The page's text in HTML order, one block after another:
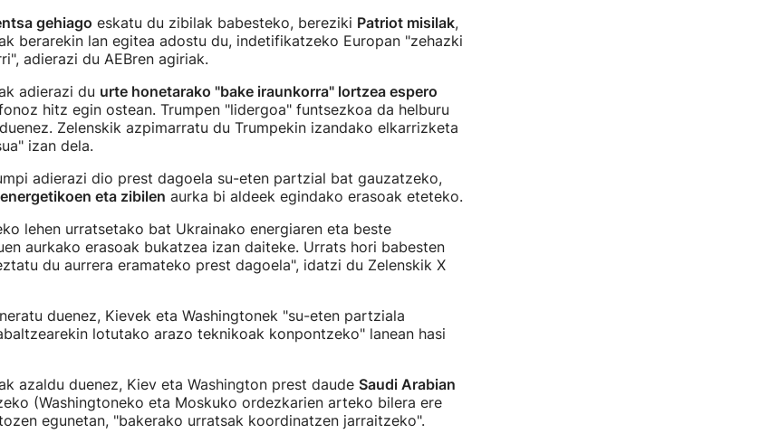
gehiago eskatu du zibilak babesteko, bereziki Patriot misilak,
berarekin lan egitea adostu du, indetifikatzeko Europan "zehazki
adierazi du AEBren agiriak.
adierazi du urte honetarako "bake iraunkorra" lortzea espero
hitz egin ostean. Trumpen "lidergoa" funtsezkoa da helburu
Zelenskik azpimarratu du Trumpekin izandako elkarrizketa
izan dela.
adierazi dio prest dagoela su-eten partzial bat gauzatzeko,
eta zibilen aurka bi aldeek egindako erasoak eteteko.
lehen urratsetako bat Ukrainako energiaren eta beste
aurkako erasoak bukatzea izan daiteke. Urrats hori babesten
du aurrera eramateko prest dagoela", idatzi du Zelenskik X
duenez, Kievek eta Washingtonek "su-eten partziala
lotutako arazo teknikoak konpontzeko" lanean hasi
azaldu duenez, Kiev eta Washington prest daude Saudi Arabian
(Washingtoneko eta Moskuko ordezkarien arteko bilera ere
egunetan, "bakerako urratsak koordinatzen jarraitzeko".